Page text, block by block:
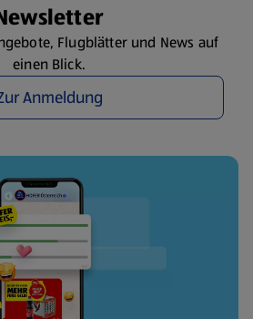
Flugblätter und News auf
einen Blick.
Anmeldung